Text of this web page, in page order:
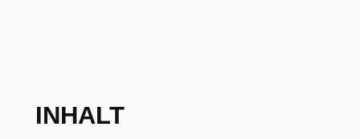
INHALT